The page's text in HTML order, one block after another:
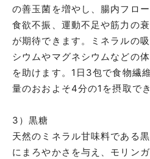
の善玉菌を増やし、腸内フロ
食欲不振、運動不足や筋力の
が期待できます。ミネラルの
シウムやマグネシウムなどの
を助けます。1日3包で食物繊
量のおおよそ4分の1を摂取でき
3）黒糖
天然のミネラル甘味料である
にまろやかさを与え、モリン